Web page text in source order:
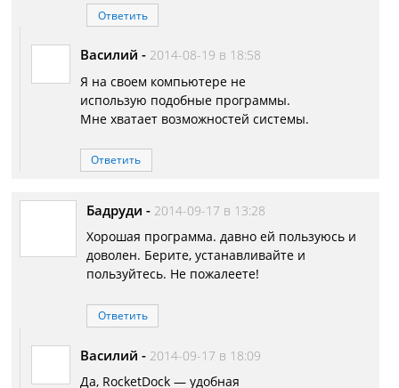
Ответить
Василий - 2014-08-19 в 18:58
Я на своем компьютере не
использую подобные программы.
Мне хватает возможностей системы.
Ответить
Бадруди - 2014-09-17 в 13:28
Хорошая программа. давно ей пользуюсь и
доволен. Берите, устанавливайте и
пользуйтесь. Не пожалеете!
Ответить
Василий - 2014-09-17 в 18:09
Да, RocketDock — удобная